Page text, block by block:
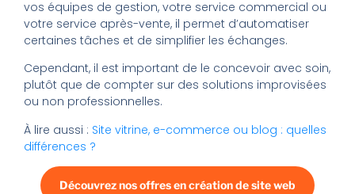
vos équipes de gestion, votre service commercial ou
votre service après-vente, il permet d’automatiser
certaines tâches et de simplifier les échanges.
Cependant, il est important de le concevoir avec soin,
plutôt que de compter sur des solutions improvisées
ou non professionnelles.
À lire aussi : Site vitrine, e-commerce ou blog : quelles
différences ?
Découvrez nos offres en création de site web